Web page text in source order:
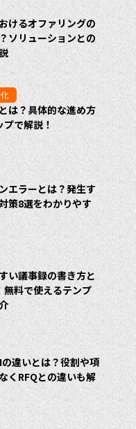
けるオファリングの
ソリューションとの
は？具体的な進め方
プで解説！
エラーとは？発生す
策8選をわかりやす
い議事録の書き方と
無料で使えるテンプ
の違いとは？役割や項
くRFQとの違いも解